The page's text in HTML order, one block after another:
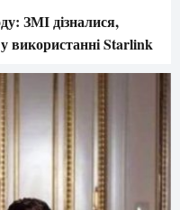
ЗМІ дізналися,
використанні Starlink